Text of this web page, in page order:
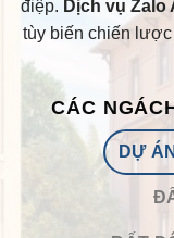
điệp. Dịch vụ Zalo
tùy biến chiến
CÁC
DỰ